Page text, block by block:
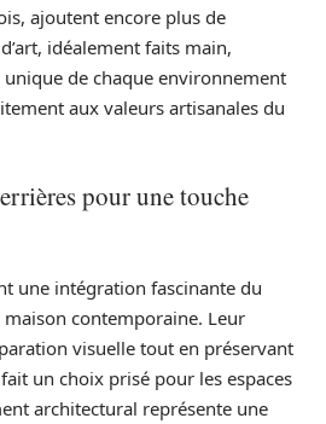
ajoutent encore plus de
idéalement faits main,
unique de chaque environnement
aux valeurs artisanales du
pour une touche
une intégration fascinante du
contemporaine. Leur
visuelle tout en préservant
un choix prisé pour les espaces
architectural représente une